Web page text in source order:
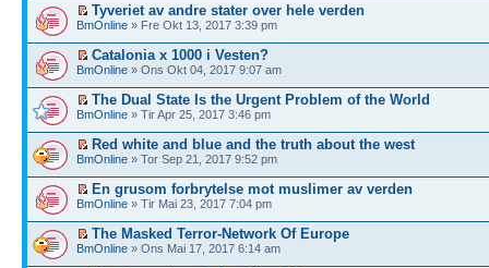
Tyveriet av andre stater over hele verden
BmOnline » Fre Okt 13, 2017 3:39 pm
Catalonia x 1000 i Vesten?
BmOnline » Ons Okt 04, 2017 9:07 am
The Dual State Is the Urgent Problem of the World
BmOnline » Tir Apr 25, 2017 3:46 pm
Red white and blue and the truth about the west
BmOnline » Tor Sep 21, 2017 9:52 pm
En grusom forbrytelse mot muslimer av verden
BmOnline » Tir Mai 23, 2017 7:04 pm
The Masked Terror-Network Of Europe
BmOnline » Ons Mai 17, 2017 6:14 am